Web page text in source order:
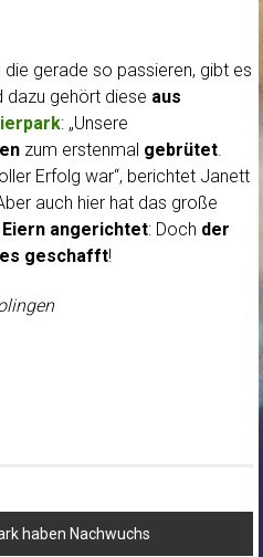
gerade so passieren, gibt es
dazu gehört diese aus
: „Unsere
zum erstenmal gebrütet.
Erfolg war“, berichtet Janett
auch hier hat das große
angerichtet: Doch der
es geschafft!
haben Nachwuchs